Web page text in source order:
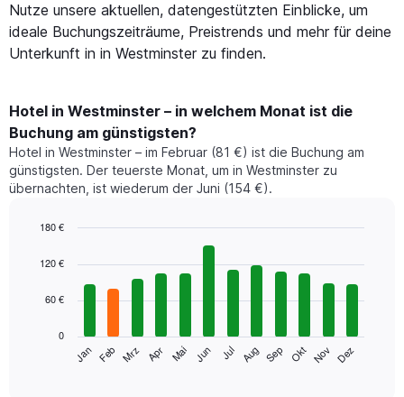
Nutze unsere aktuellen, datengestützten Einblicke, um
ideale Buchungszeiträume, Preistrends und mehr für deine
Unterkunft in in Westminster zu finden.
Hotel in Westminster – in welchem Monat ist die
Buchung am günstigsten?
Hotel in Westminster – im Februar (81 €) ist die Buchung am
günstigsten. Der teuerste Monat, um in Westminster zu
übernachten, ist wiederum der Juni (154 €).
chart
bars.
folgende
graphic.
Jan Feb Mrz Apr Mai Jun Jul Aug Sep Okt Nov Dez
0
60 €
120 €
180 €